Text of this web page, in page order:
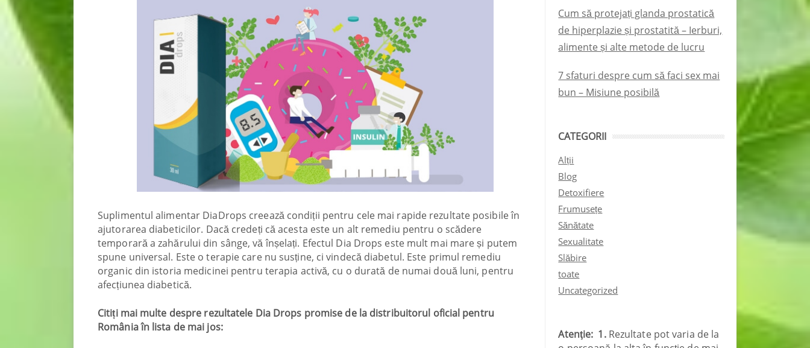
Suplimentul alimentar DiaDrops creează condiții pentru cele mai rapide rezultate posibile în
ajutorarea diabeticilor. Dacă credeți că acesta este un alt remediu pentru o scădere
temporară a zahărului din sânge, vă înșelați. Efectul Dia Drops este mult mai mare și putem
spune universal. Este o terapie care nu susține, ci vindecă diabetul. Este primul remediu
organic din istoria medicinei pentru terapia activă, cu o durată de numai două luni, pentru
afecțiunea diabetică.
Citiți mai multe despre rezultatele Dia Drops promise de la distribuitorul oficial pentru
România în lista de mai jos:
Cum să protejați glanda prostatică
de hiperplazie și prostatită – Ierburi,
alimente și alte metode de lucru
7 sfaturi despre cum să faci sex mai
bun – Misiune posibilă
CATEGORII
Alții
Blog
Detoxifiere
Frumusețe
Sănătate
Sexualitate
Slăbire
toate
Uncategorized
Atenţie: 1.Rezultate pot varia de la